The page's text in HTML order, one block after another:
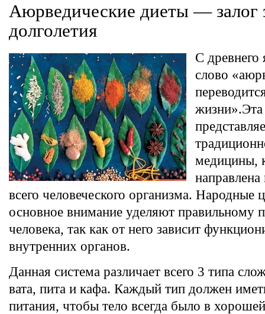
Аюрведические диеты — залог
долголетия
С древнего
слово
жизни».Эта
медицины,
направлена
всего человеческого организма. Народные
основное внимание уделяют правильному
человека, так как от него зависит
внутренних органов.
Данная система различает всего 3 типа
вата, пита и кафа. Каждый тип должен
питания, чтобы тело всегда было в